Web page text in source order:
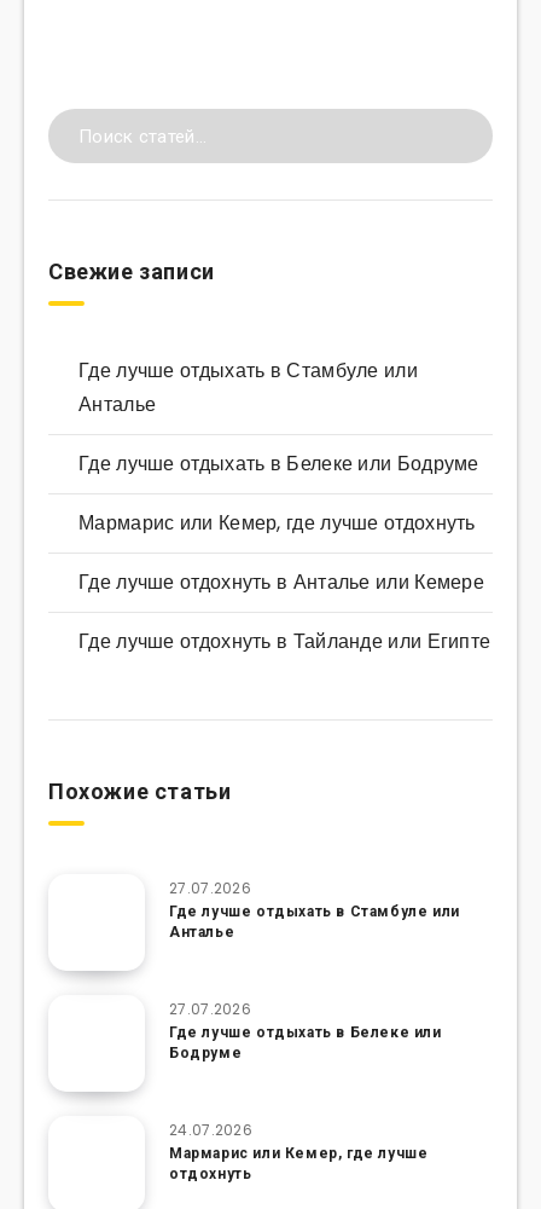
Свежие записи
Где лучше отдыхать в Стамбуле или
Анталье
Где лучше отдыхать в Белеке или Бодруме
Мармарис или Кемер, где лучше отдохнуть
Где лучше отдохнуть в Анталье или Кемере
Где лучше отдохнуть в Тайланде или Египте
Похожие статьи
27.07.2026
Где лучше отдыхать в Стамбуле или
Анталье
27.07.2026
Где лучше отдыхать в Белеке или
Бодруме
24.07.2026
Мармарис или Кемер, где лучше
отдохнуть